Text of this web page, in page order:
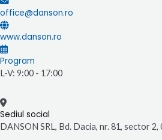
office@danson.ro
www.danson.ro
Program
L-V: 9:00 - 17:00
Sediul social
DANSON SRL, Bd. Dacia, nr. 81, sector